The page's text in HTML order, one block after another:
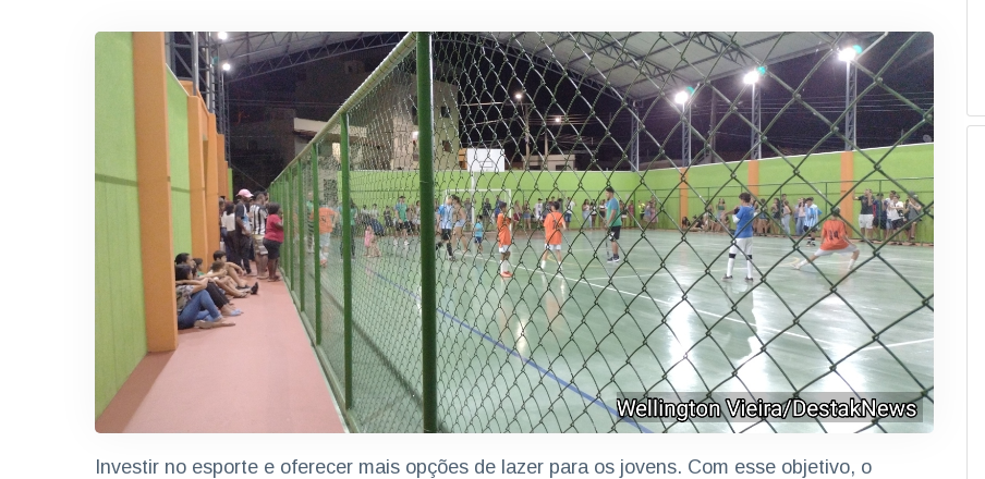
Investir no esporte e oferecer mais opções de lazer para os jovens. Com esse objetivo, o